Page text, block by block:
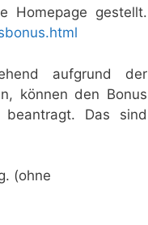
Homepage gestellt.
aufgrund der
können den Bonus
Das sind
(ohne